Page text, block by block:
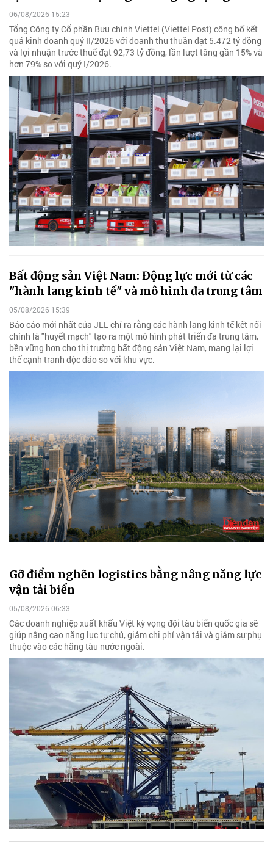
06/08/2026 15:23
Tổng Công ty Cổ phần Bưu chính Viettel (Viettel Post) công bố kết
quả kinh doanh quý II/2026 với doanh thu thuần đạt 5.472 tỷ đồng
và lợi nhuận trước thuế đạt 92,73 tỷ đồng, lần lượt tăng gần 15% và
hơn 79% so với quý I/2026.
Bất động sản Việt Nam: Động lực mới từ các
"hành lang kinh tế" và mô hình đa trung tâm
05/08/2026 15:39
Báo cáo mới nhất của JLL chỉ ra rằng các hành lang kinh tế kết nối
chính là "huyết mạch" tạo ra một mô hình phát triển đa trung tâm,
bền vững hơn cho thị trường bất động sản Việt Nam, mang lại lợi
thế cạnh tranh độc đáo so với khu vực.
Gỡ điểm nghẽn logistics bằng nâng năng lực
vận tải biển
05/08/2026 06:33
Các doanh nghiệp xuất khẩu Việt kỳ vọng đội tàu biển quốc gia sẽ
giúp nâng cao năng lực tự chủ, giảm chi phí vận tải và giảm sự phụ
thuộc vào các hãng tàu nước ngoài.